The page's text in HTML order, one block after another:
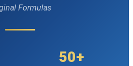
Formulas
50+